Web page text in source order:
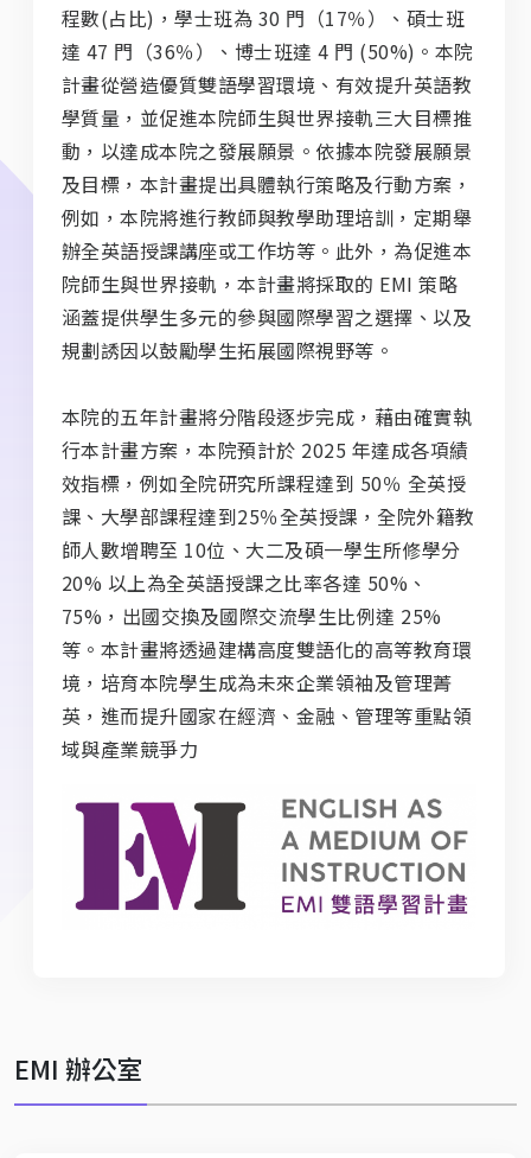
程數(占比)，學士班為 30 門（17％）、碩士班
達 47 門（36％）、博士班達 4 門 (50%)。本院
計畫從營造優質雙語學習環境、有效提升英語教
學質量，並促進本院師生與世界接軌三大目標推
動，以達成本院之發展願景。依據本院發展願景
及目標，本計畫提出具體執行策略及行動方案，
例如，本院將進行教師與教學助理培訓，定期舉
辦全英語授課講座或工作坊等。此外，為促進本
院師生與世界接軌，本計畫將採取的 EMI 策略
涵蓋提供學生多元的參與國際學習之選擇、以及
規劃誘因以鼓勵學生拓展國際視野等。
本院的五年計畫將分階段逐步完成，藉由確實執
行本計畫方案，本院預計於 2025 年達成各項績
效指標，例如全院研究所課程達到 50％ 全英授
課、大學部課程達到25％全英授課，全院外籍教
師人數增聘至 10位、大二及碩一學生所修學分
20% 以上為全英語授課之比率各達 50%、
75%，出國交換及國際交流學生比例達 25%
等。本計畫將透過建構高度雙語化的高等教育環
境，培育本院學生成為未來企業領袖及管理菁
英，進而提升國家在經濟、金融、管理等重點領
域與產業競爭力
EMI 辦公室